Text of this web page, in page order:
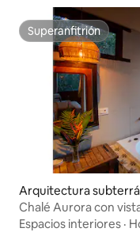
Superanfitrión
Superanfitrión
Arquitectura
Chalé Aurora con
Espacios interiores ·